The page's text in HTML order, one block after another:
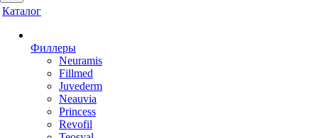
Каталог
Филлеры
Neuramis
Fillmed
Juvederm
Neauvia
Princess
Revofil